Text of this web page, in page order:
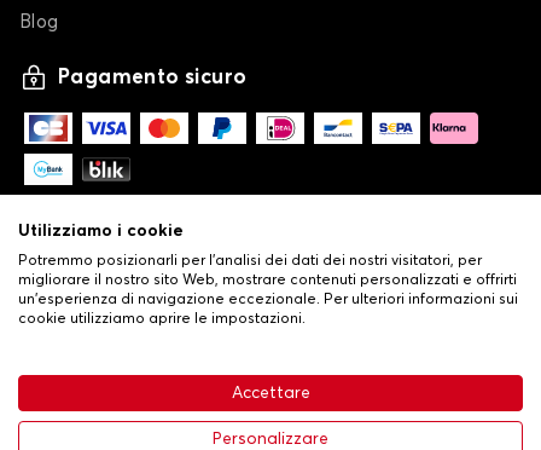
63,99 € Aggiungi al carrello
Blog
Pagamento sicuro
Condizioni generali di vendita•
Politica sulla privacy e sui cookie•Livraison
Utilizziamo i cookie
Potremmo posizionarli per l'analisi dei dati dei nostri visitatori, per
migliorare il nostro sito Web, mostrare contenuti personalizzati e offrirti
un'esperienza di navigazione eccezionale. Per ulteriori informazioni sui
cookie utilizziamo aprire le impostazioni.
Accettare
Personalizzare